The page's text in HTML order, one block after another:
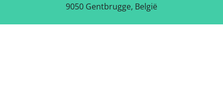
9050 Gentbrugge, België